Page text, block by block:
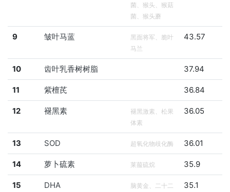
菌、猴头、猴菇
菌、猴头蘑
9 皱叶马蓝
黑面将军、脆叶
马兰
43.57
10 齿叶乳香树树脂 37.94
11 紫檀芪 36.84
12 褪黑素
褪黑激素、松果
体素
36.05
13 SOD 超氧化物歧化酶 36.01
14 萝卜硫素 莱菔硫烷 35.9
15 DHA
脑黄金、二十二
35.1